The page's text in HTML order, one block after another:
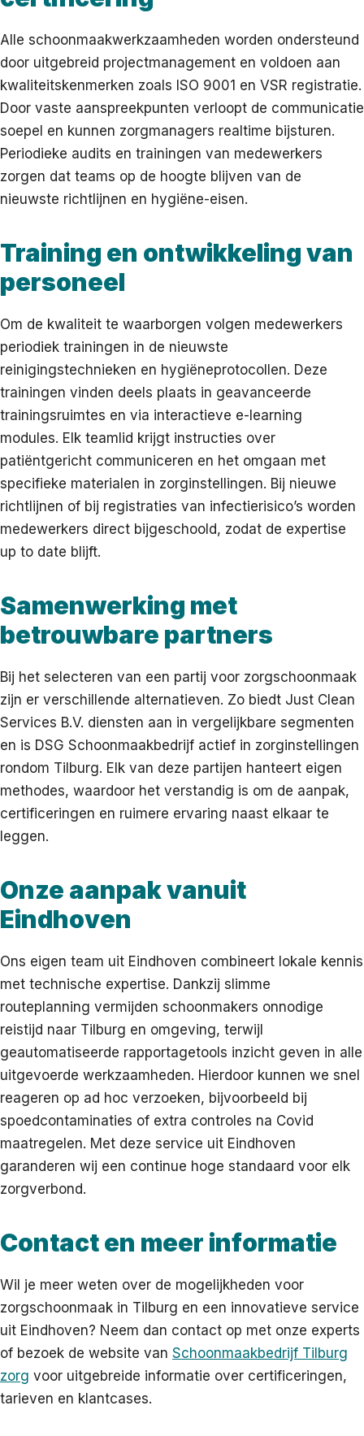
Alle schoonmaakwerkzaamheden worden ondersteund
door uitgebreid projectmanagement en voldoen aan
kwaliteitskenmerken zoals ISO 9001 en VSR registratie.
Door vaste aanspreekpunten verloopt de communicatie
soepel en kunnen zorgmanagers realtime bijsturen.
Periodieke audits en trainingen van medewerkers
zorgen dat teams op de hoogte blijven van de
nieuwste richtlijnen en hygiëne-eisen.
Training en ontwikkeling van
personeel
Om de kwaliteit te waarborgen volgen medewerkers
periodiek trainingen in de nieuwste
reinigingstechnieken en hygiëneprotocollen. Deze
trainingen vinden deels plaats in geavanceerde
trainingsruimtes en via interactieve e-learning
modules. Elk teamlid krijgt instructies over
patiëntgericht communiceren en het omgaan met
specifieke materialen in zorginstellingen. Bij nieuwe
richtlijnen of bij registraties van infectierisico’s worden
medewerkers direct bijgeschoold, zodat de expertise
up to date blijft.
Samenwerking met
betrouwbare partners
Bij het selecteren van een partij voor zorgschoonmaak
zijn er verschillende alternatieven. Zo biedt Just Clean
Services B.V. diensten aan in vergelijkbare segmenten
en is DSG Schoonmaakbedrijf actief in zorginstellingen
rondom Tilburg. Elk van deze partijen hanteert eigen
methodes, waardoor het verstandig is om de aanpak,
certificeringen en ruimere ervaring naast elkaar te
leggen.
Onze aanpak vanuit
Eindhoven
Ons eigen team uit Eindhoven combineert lokale kennis
met technische expertise. Dankzij slimme
routeplanning vermijden schoonmakers onnodige
reistijd naar Tilburg en omgeving, terwijl
geautomatiseerde rapportagetools inzicht geven in alle
uitgevoerde werkzaamheden. Hierdoor kunnen we snel
reageren op ad hoc verzoeken, bijvoorbeeld bij
spoedcontaminaties of extra controles na Covid
maatregelen. Met deze service uit Eindhoven
garanderen wij een continue hoge standaard voor elk
zorgverbond.
Contact en meer informatie
Wil je meer weten over de mogelijkheden voor
zorgschoonmaak in Tilburg en een innovatieve service
uit Eindhoven? Neem dan contact op met onze experts
of bezoek de website van Schoonmaakbedrijf Tilburg
zorg voor uitgebreide informatie over certificeringen,
tarieven en klantcases.